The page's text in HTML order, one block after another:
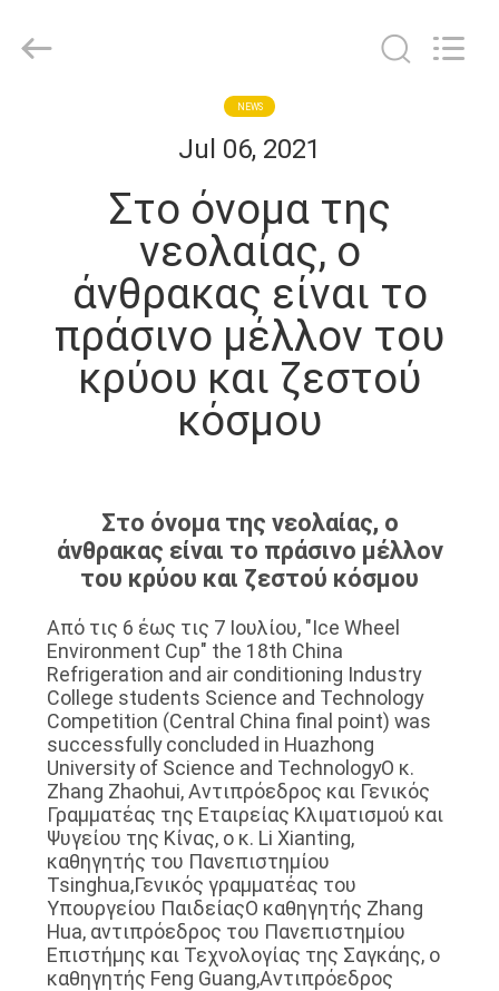
ΠΡΟΪΌΝΤΑ
ΕΜΦΆΝΙΣΗ
ΠΕΡΊΠΟΥ
ΕΡΓΟΣΤΑΣΊΩΝ
ΠΟΙΟΤΙΚΌΣ
ΈΛΕΓΧΟΣ
ΜΑΣ
ΕΛΆΤΕ
ΕΠΑΦΉ
ΕΙΔΉΣΕΙΣ
NEWS
Jul 06, 2021
Στο όνομα της
νεολαίας, ο
άνθρακας είναι το
πράσινο μέλλον του
κρύου και ζεστού
κόσμου
Στο όνομα της νεολαίας, ο
άνθρακας είναι το πράσινο μέλλον
του κρύου και ζεστού κόσμου
Από τις 6 έως τις 7 Ιουλίου, "Ice Wheel
Environment Cup" the 18th China
Refrigeration and air conditioning Industry
College students Science and Technology
Competition (Central China final point) was
successfully concluded in Huazhong
University of Science and TechnologyΟ κ.
Zhang Zhaohui, Αντιπρόεδρος και Γενικός
Γραμματέας της Εταιρείας Κλιματισμού και
Ψυγείου της Κίνας, ο κ. Li Xianting,
καθηγητής του Πανεπιστημίου
Tsinghua,Γενικός γραμματέας του
Υπουργείου ΠαιδείαςΟ καθηγητής Zhang
Hua, αντιπρόεδρος του Πανεπιστημίου
Επιστήμης και Τεχνολογίας της Σαγκάης, ο
καθηγητής Feng Guang,Αντιπρόεδρος